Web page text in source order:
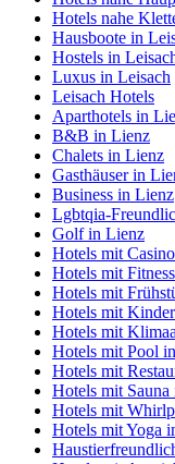
Hotels nahe
Hausboote in
Hostels in
Luxus in Leisach
Leisach Hotels
Aparthotels in
B&B in Lienz
Chalets in Lienz
Gasthäuser in
Business in Lienz
Lgbtqia-
Golf in Lienz
Hotels mit
Hotels mit
Hotels mit
Hotels mit
Hotels mit
Hotels mit Pool
Hotels mit
Hotels mit
Hotels mit
Hotels mit Yoga